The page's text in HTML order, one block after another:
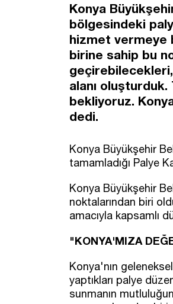
Konya
bölgesindeki
hizmet vermeye
birine sahip bu
alanı
bekliyoruz.
dedi.
Konya Büyükşehir
tamamladığı Palye
Konya Büyükşehir
noktalarından biri
amacıyla kapsamlı
"KONYA'MIZA
Konya'nın
yaptıkları palye
sunmanın